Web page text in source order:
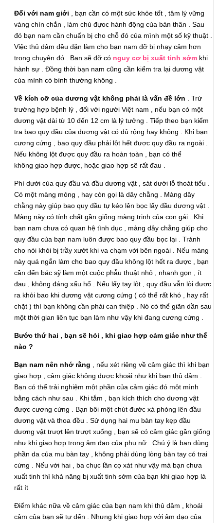
Đối với nam giới , bạn cần có một sức khỏe tốt , tâm lý vững
vàng chín chắn , làm chủ đựoc hành động của bản thân . Sau
đó bạn nam cần chuẩn bị cho chỗ đó của mình một số kỹ thuật .
Việc thủ dâm đều đặn làm cho bạn nam đỡ bị nhạy cảm hơn
trong chuyện đó . Bạn sẽ đỡ có nguy cơ bị xuất tinh sớm khi
hành sự . Đồng thời bạn nam cũng cần kiểm tra lại dương vật
của mình có bình thường không .
Về kích cỡ của dương vật không phải là vấn đề lớn . Trừ
trường hợp bệnh lý , đối với người Việt nam , nếu bạn có một
dương vật dài từ 10 đến 12 cm là lý tưởng . Tiếp theo bạn kiểm
tra bao quy đầu của dương vật có đủ rộng hay không . Khi bạn
cương cứng , bao quy đầu phải lột hết được quy đầu ra ngoài .
Nếu không lột được quy đầu ra hoàn toàn , bạn có thể
không giao hợp được, hoặc giao hợp sẽ rất đau .
Phí dưới của quy đầu và đầu dương vật , sát dưới lỗ thoát tiểu .
Có một màng mỏng , hay còn gọi là dây chằng . Màng dây
chằng này giúp bao quy đầu tự kéo lên bọc lấy đầu dương vật .
Màng này có tính chất gần giống màng trinh của con gái . Khi
bạn nam chưa có quan hệ tình dục , màng dây chằng giúp cho
quy đầu của bạn nam luôn được bao quy đầu bọc lại . Tránh
cho nói khỏi bị trầy xướt khi va chạm với bên ngoài . Nếu màng
này quá ngắn làm cho bao quy đầu không lột hết ra được , bạn
cần đến bác sỹ làm một cuộc phẫu thuật nhỏ , nhanh gọn , ít
đau , không đáng xấu hổ . Nếu lấy tay lột , quy đầu vẫn lòi được
ra khỏi bao khi dương vật cương cứng ( có thể rất khó , hay rất
chặt ) thì bạn không cần phải can thiệp . Nó có thể giãn dần sau
một thời gian liên tục bạn làm như vậy khi đang cương cứng .
Bước thứ hai , bạn sẽ hỏi , khi giao hợp cảm giác như thế
nào ?
Bạn nam nên nhớ rằng , nếu xét riêng về cảm giác thì khi bạn
giao hợp , cảm giác không được khoái như khi bạn thủ dâm .
Bạn có thể trải nghiệm một phần của cảm giác đó một mình
bằng cách như sau . Khi tắm , bạn kích thích cho dương vật
được cương cứng . Bạn bôi một chút đước xà phòng lên đầu
dương vật và thoa đều . Sử dụng hai mu bàn tay kẹp đầu
dương vật trượt lên trượt xuống , bạn sẽ có cảm giác gần giống
như khi giao hợp trong âm đạo của phụ nữ . Chú ý là bạn dùng
phần da của mu bàn tay , không phải dùng lòng bàn tay có trai
cứng . Nếu với hai , ba chục lần cọ xát như vậy mà bạn chưa
xuất tinh thì khả năng bị xuất tinh sớm của bạn khi giao hợp là
rất ít
Điểm khác nữa về cảm giác của bạn nam khi thủ dâm , khoái
cảm của bạn sẽ tự đến . Nhưng khi giao hợp với âm đạo của